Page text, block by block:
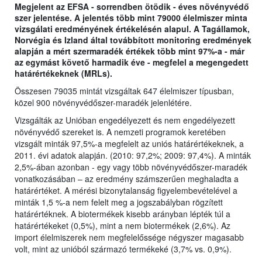
Megjelent az EFSA - sorrendben ötödik - éves növényvédő
szer jelentése. A jelentés több mint 79000 élelmiszer minta
vizsgálati eredményének értékelésén alapul. A Tagállamok,
Norvégia és Izland által továbbított monitoring eredmények
alapján a mért szermaradék értékek több mint 97%-a - már
az egymást követő harmadik éve - megfelel a megengedett
határértékeknek (MRLs).
Összesen 79035 mintát vizsgáltak 647 élelmiszer típusban,
közel 900 növényvédőszer-maradék jelenlétére.
Vizsgálták az Unióban engedélyezett és nem engedélyezett
növényvédő szereket is. A nemzeti programok keretében
vizsgált minták 97,5%-a megfelelt az uniós határértékeknek, a
2011. évi adatok alapján. (2010: 97,2%; 2009: 97,4%). A minták
2,5%-ában azonban - egy vagy több növényvédőszer-maradék
vonatkozásában – az eredmény számszerűen meghaladta a
határértéket. A mérési bizonytalanság figyelembevételével a
minták 1,5 %-a nem felelt meg a jogszabályban rögzített
határértéknek. A biotermékek kisebb arányban lépték túl a
határértékeket (0,5%), mint a nem biotermékek (2,6%). Az
import élelmiszerek nem megfelelőssége négyszer magasabb
volt, mint az unióból származó termékeké (3,7% vs. 0,9%).